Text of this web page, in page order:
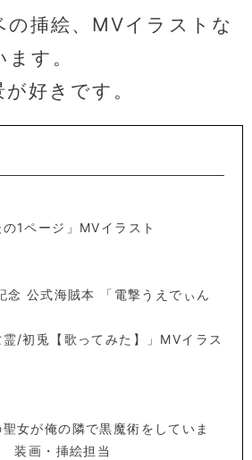
の挿絵、MVイラストな
す。
好きです。
1ページ」MVイラスト
念 公式海賊本 「電撃うえでぃん
霊/初兎【歌ってみた】」MVイラス
女が俺の隣で黒魔術をしていま
装画・挿絵担当